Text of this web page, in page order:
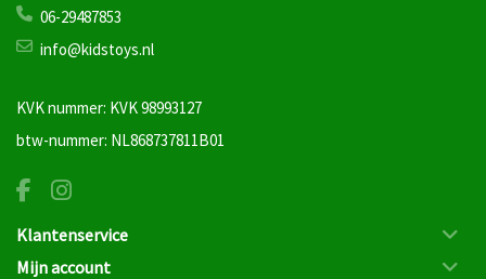
06-29487853
info@kidstoys.nl
KVK nummer: KVK 98993127
btw-nummer: NL868737811B01
Klantenservice
Mijn account